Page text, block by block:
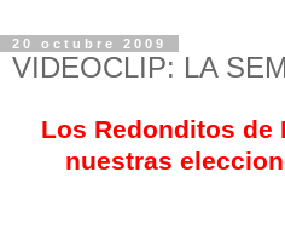
20 octubre 2009
VIDEOCLIP: LA
Los Redonditos de
nuestras